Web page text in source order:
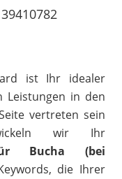
ist Ihr idealer
Leistungen in den
vertreten sein
wir Ihr
Bucha (bei
die Ihrer